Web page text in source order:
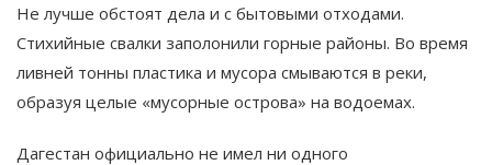
Не лучше обстоят дела и с бытовыми отходами.
Стихийные свалки заполонили горные районы. Во время
ливней тонны пластика и мусора смываются в реки,
образуя целые «мусорные острова» на водоемах​.
Дагестан официально не имел ни одного